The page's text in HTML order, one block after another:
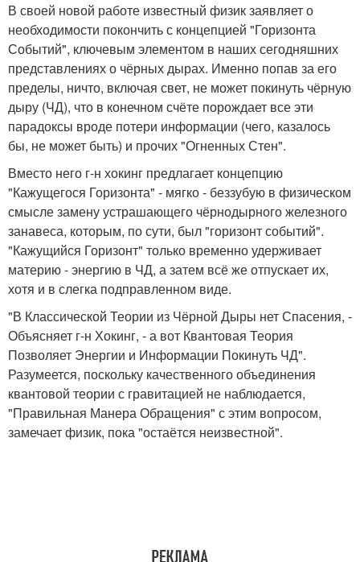
В своей новой работе известный физик заявляет о
необходимости покончить с концепцией "Горизонта
Событий", ключевым элементом в наших сегодняшних
представлениях о чёрных дырах. Именно попав за его
пределы, ничто, включая свет, не может покинуть чёрную
дыру (ЧД), что в конечном счёте порождает все эти
парадоксы вроде потери информации (чего, казалось
бы, не может быть) и прочих "Огненных Стен".
Вместо него г-н хокинг предлагает концепцию
"Кажущегося Горизонта" - мягко - беззубую в физическом
смысле замену устрашающего чёрнодырного железного
занавеса, которым, по сути, был "горизонт событий".
"Кажущийся Горизонт" только временно удерживает
материю - энергию в ЧД, а затем всё же отпускает их,
хотя и в слегка подправленном виде.
"В Классической Теории из Чёрной Дыры нет Спасения, -
Объясняет г-н Хокинг, - а вот Квантовая Теория
Позволяет Энергии и Информации Покинуть ЧД".
Разумеется, поскольку качественного объединения
квантовой теории с гравитацией не наблюдается,
"Правильная Манера Обращения" с этим вопросом,
замечает физик, пока "остаётся неизвестной".